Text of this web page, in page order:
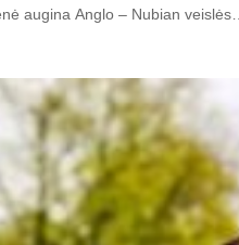
augina Anglo – Nubian veislės…